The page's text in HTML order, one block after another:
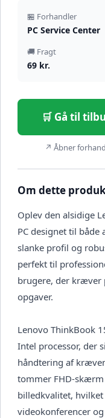
🏪 Forhandler
PC Service Center
🚚 Fragt
69 kr.
🛒 Gå til
↗ Åbner
Om dette
Oplev den alsidige
PC designet til
slanke profil og
perfekt til
brugere, der kræver
opgaver.
Lenovo ThinkBook
Intel processor, der
håndtering af
tommer FHD-
billedkvalitet,
videokonferencer